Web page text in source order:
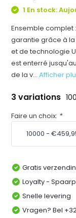
1 En stock:
Ensemble complet
garantie grâce à
et de technologie
est enterré
de la v...Afficher
3 variations
Faire un choix: *
Gratis
Loyalty -
Snelle levering
Vragen? Bel